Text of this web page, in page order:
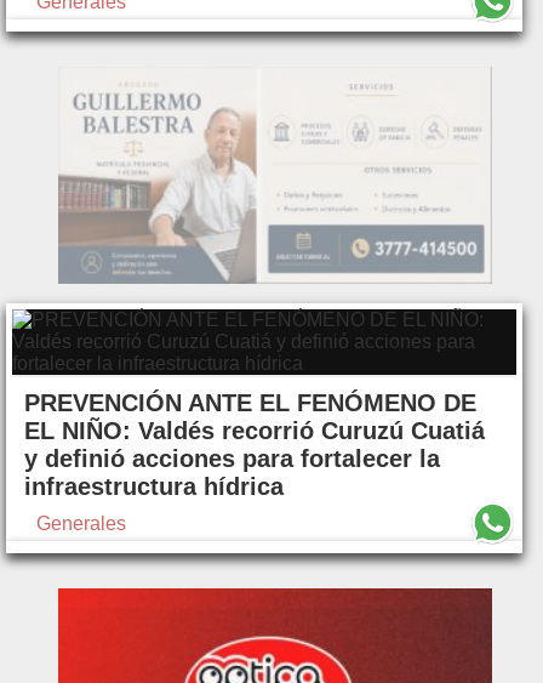
PREVENCIÓN ANTE EL FENÓMENO DE
EL NIÑO: Valdés recorrió Curuzú Cuatiá
y definió acciones para fortalecer la
infraestructura hídrica
Generales